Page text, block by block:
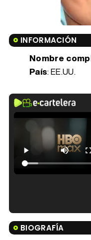
INFORMACIÓN
Nombre
País: EE.UU.
BIOGRAFÍA